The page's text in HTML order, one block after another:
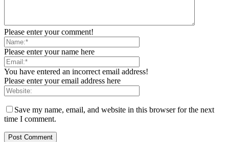
Please enter your comment!
Please enter your name here
You have entered an incorrect email address!
Please enter your email address here
Save my name, email, and website in this browser for the next
time I comment.